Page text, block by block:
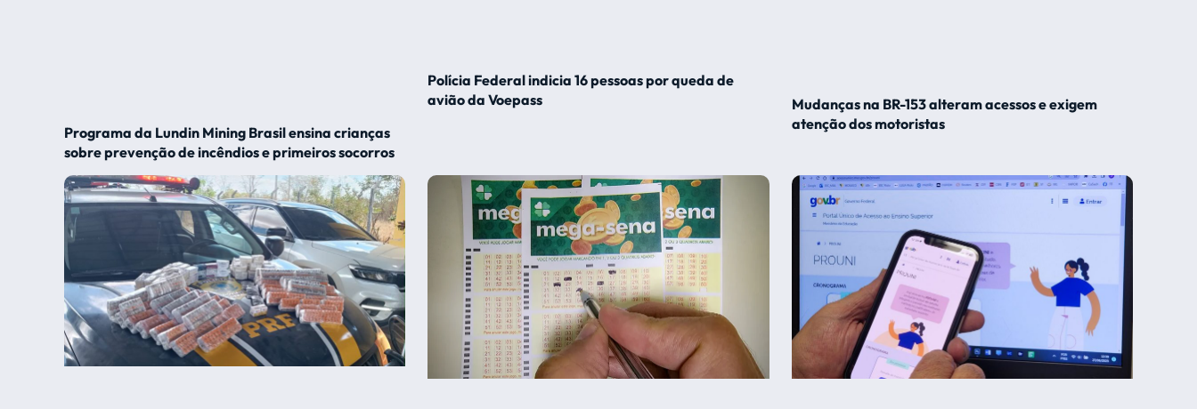
Programa da Lundin Mining Brasil ensina crianças
sobre prevenção de incêndios e primeiros socorros
Polícia Federal indicia 16 pessoas por queda de
avião da Voepass
Mudanças na BR-153 alteram acessos e exigem
atenção dos motoristas